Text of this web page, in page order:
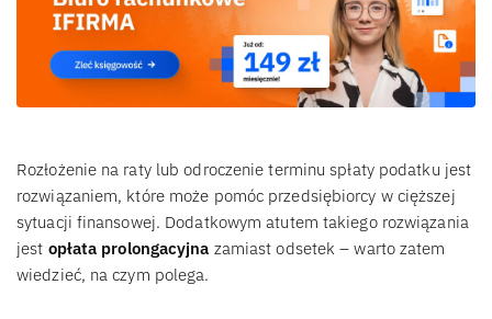
Rozłożenie na raty lub odroczenie terminu spłaty podatku jest
rozwiązaniem, które może pomóc przedsiębiorcy w cięższej
sytuacji finansowej. Dodatkowym atutem takiego rozwiązania
jest opłata prolongacyjna zamiast odsetek – warto zatem
wiedzieć, na czym polega.